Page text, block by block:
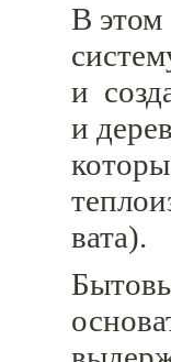
В этом
и
и
вата).